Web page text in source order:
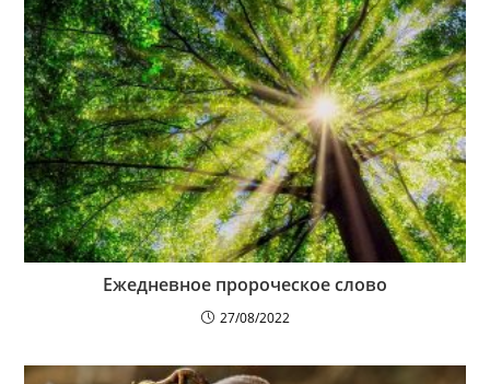
Ежедневное пророческое слово
27/08/2022